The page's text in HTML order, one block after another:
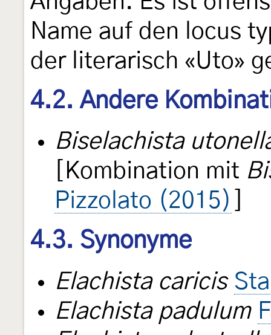
Name auf den locus
der literarisch «Uto»
4.2. Andere
Biselachista
[Kombination mit
Pizzolato (2015)
4.3. Synonyme
Elachista caricis
Elachista padulum